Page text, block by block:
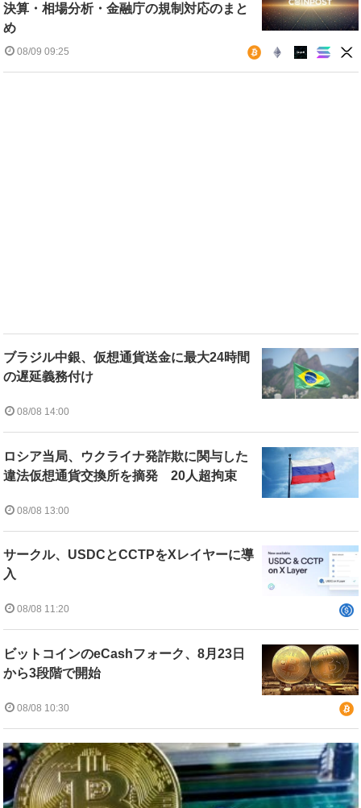
決算・相場分析・金融庁の規制対応のまと
め
08/09 09:25
ブラジル中銀、仮想通貨送金に最大24時間
の遅延義務付け
08/08 14:00
ロシア当局、ウクライナ発詐欺に関与した
違法仮想通貨交換所を摘発 20人超拘束
08/08 13:00
サークル、USDCとCCTPをXレイヤーに導
入
08/08 11:20
ビットコインのeCashフォーク、8月23日
から3段階で開始
08/08 10:30